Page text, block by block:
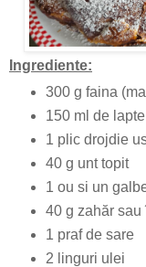
Ingrediente:
300 g faina
150 ml de
1 plic drojdie
40 g unt topit
1 ou si un
40 g zahăr sau
1 praf de sare
2 linguri ulei